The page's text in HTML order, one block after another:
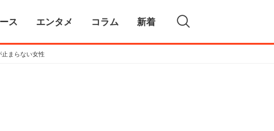
ス エンタメ コラム 新着
まらない女性